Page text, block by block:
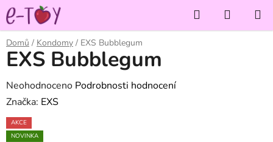
Přejít
na
obsah
Hledat
KOŠÍK
Domů / Kondomy / EXS Bubblegum
EXS Bubblegum
Průměrné
hodnocení
produktu
je
Neohodnoceno Podrobnosti hodnocení
Značka: EXS
AKCE
NOVINKA